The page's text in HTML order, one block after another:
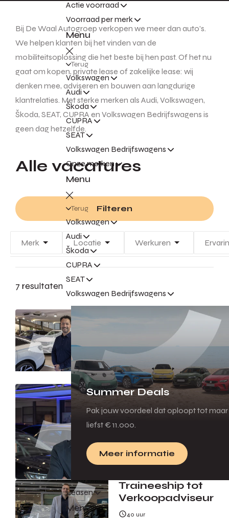
Actie voorraad
Voorraad per merk
Menu
Terug
Volkswagen
Audi
Škoda
CUPRA
SEAT
Volkswagen Bedrijfswagens
Onze merken
Menu
Terug
Volkswagen
Audi
Škoda
CUPRA
SEAT
Volkswagen Bedrijfswagens
Summer Deals
Pak jouw voordeel dat oploopt tot maar
liefst € 11.000.
Meer informatie
Leasen
Menu
Bij De Waal Autogroep verkopen we meer dan auto's.
We helpen klanten bij het vinden van de
mobiliteitsoplossing die het beste bij hen past. Of het nu
gaat om kopen, private lease of zakelijke lease: wij
denken mee, adviseren en bouwen aan langdurige
klantrelaties. Met sterke merken als Audi, Volkswagen,
Škoda, SEAT, CUPRA en Volkswagen Bedrijfswagens is
geen dag hetzelfde.
Alle vacatures
Filteren
Merk Locatie Werkuren
7 resultaten
Verkoopadviseur
Nijmegen
40 uur
Verkoop
Product
Genius
Traineeship tot
Verkoopadviseur
40 uur